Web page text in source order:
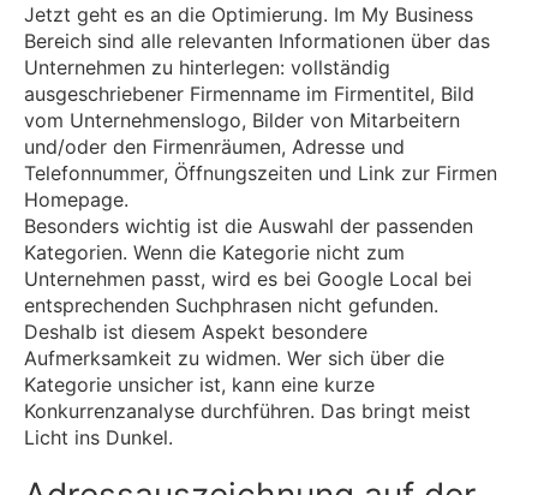
Jetzt geht es an die Optimierung. Im My Business
Bereich sind alle relevanten Informationen über das
Unternehmen zu hinterlegen: vollständig
ausgeschriebener Firmenname im Firmentitel, Bild
vom Unternehmenslogo, Bilder von Mitarbeitern
und/oder den Firmenräumen, Adresse und
Telefonnummer, Öffnungszeiten und Link zur Firmen
Homepage.
Besonders wichtig ist die Auswahl der passenden
Kategorien. Wenn die Kategorie nicht zum
Unternehmen passt, wird es bei Google Local bei
entsprechenden Suchphrasen nicht gefunden.
Deshalb ist diesem Aspekt besondere
Aufmerksamkeit zu widmen. Wer sich über die
Kategorie unsicher ist, kann eine kurze
Konkurrenzanalyse durchführen. Das bringt meist
Licht ins Dunkel.